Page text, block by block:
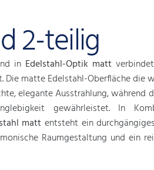
2-teilig
in Edelstahl-Optik matt
Die matte Edelstahl-Oberfläche die
elegante Ausstrahlung, während
gewährleistet. In
matt entsteht ein
Raumgestaltung und ein